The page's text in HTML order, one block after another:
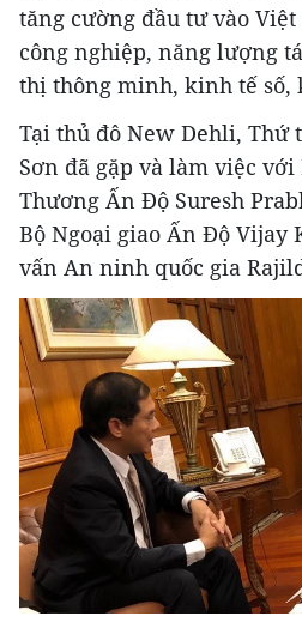
tăng cường đầu tư vào
công nghiệp, năng lượng
thị thông minh, kinh tế
Tại thủ đô New Dehli, Thứ
Sơn đã gặp và làm việc
Thương Ấn Độ Suresh
Bộ Ngoại giao Ấn Độ Vijay
vấn An ninh quốc gia